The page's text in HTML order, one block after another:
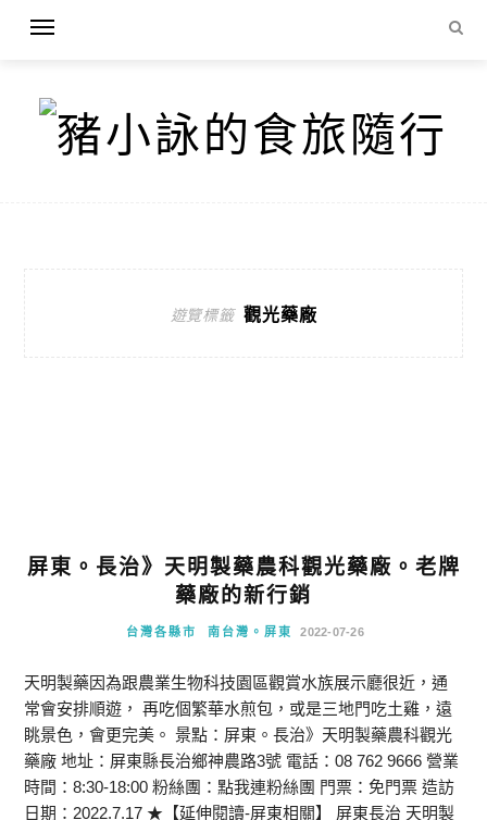
遊覽標籤 觀光藥廠
屏東。長治》天明製藥農科觀光藥廠。老牌
藥廠的新行銷
台灣各縣市 南台灣。屏東 2022-07-26
天明製藥因為跟農業生物科技園區觀賞水族展示廳很近，通
常會安排順遊， 再吃個繁華水煎包，或是三地門吃土雞，遠
眺景色，會更完美。 景點：屏東。長治》天明製藥農科觀光
藥廠 地址：屏東縣長治鄉神農路3號 電話：08 762 9666 營業
時間：8:30-18:00 粉絲團：點我連粉絲團 門票：免門票 造訪
日期：2022.7.17 ★【延伸閱讀-屏東相關】 屏東長治 天明製